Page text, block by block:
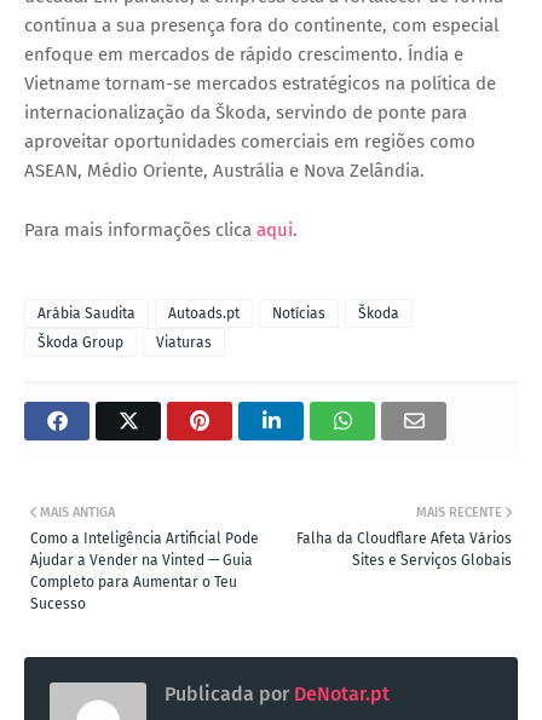
contínua a sua presença fora do continente, com especial
enfoque em mercados de rápido crescimento. Índia e
Vietname tornam-se mercados estratégicos na política de
internacionalização da Škoda, servindo de ponte para
aproveitar oportunidades comerciais em regiões como
ASEAN, Médio Oriente, Austrália e Nova Zelândia.
Para mais informações clica aqui.
Arábia Saudita Autoads.pt Notícias
Škoda
Škoda Group
Viaturas
MAIS RECENTE
Falha da Cloudflare Afeta Vários
Sites e Serviços Globais
MAIS ANTIGA
Como a Inteligência Artificial Pode
Ajudar a Vender na Vinted — Guia
Completo para Aumentar o Teu
Sucesso
Publicada por DeNotar.pt